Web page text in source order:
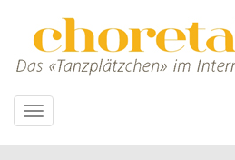
Toggle
navigation